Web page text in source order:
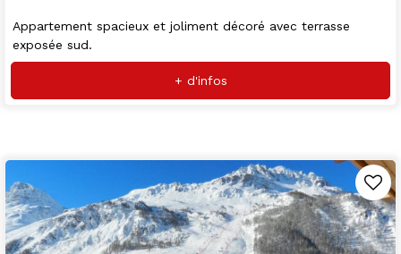
Appartement spacieux et joliment décoré avec terrasse
exposée sud.
+ d'infos